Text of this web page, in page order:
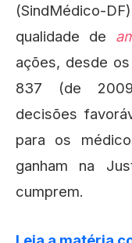
(SindMédico-
qualidade de
ações, desde
837 (de
decisões
para os
ganham na
cumprem.